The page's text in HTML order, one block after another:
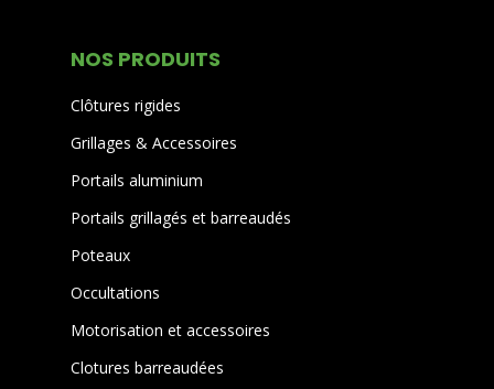
NOS PRODUITS
Clôtures rigides
Grillages & Accessoires
Portails aluminium
Portails grillagés et barreaudés
Poteaux
Occultations
Motorisation et accessoires
Clotures barreaudées